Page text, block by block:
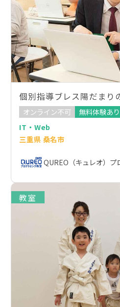
個別指導ブレス陽だまり
オンライン不可
無料体験あり
IT・Web
三重県 桑名市
QUREO（キュレオ）プ
教室